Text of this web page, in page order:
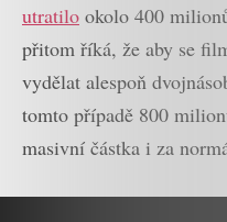
utratilo okolo 400
přitom říká, že aby se
vydělat alespoň
tomto případě 800
masivní částka i za